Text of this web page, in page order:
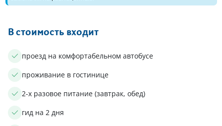
В стоимость входит
проезд на комфортабельном автобусе
проживание в гостинице
2-х разовое питание (завтрак, обед)
гид на 2 дня